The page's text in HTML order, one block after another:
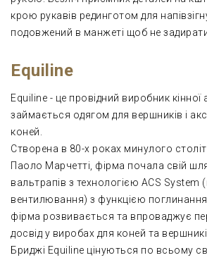
крою рукавів рединготом для
подовжений в манжеті щоб не
Equiline
Equiline - це провідний виробник кінної
займається одягом для вершників і
коней.
Створена в 80-х роках минулого
Паоло Марчетті, фірма почала свій
вальтрапів з технологією ACS System
вентилювання) з функцією поглинання
фірма розвивається та впроваджує
досвід у виробах для коней та
Бриджі Equiline цінуються по всьому